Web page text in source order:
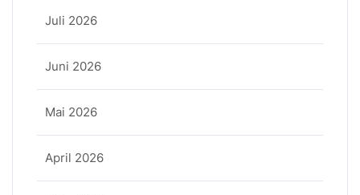
Juli 2026
Juni 2026
Mai 2026
April 2026